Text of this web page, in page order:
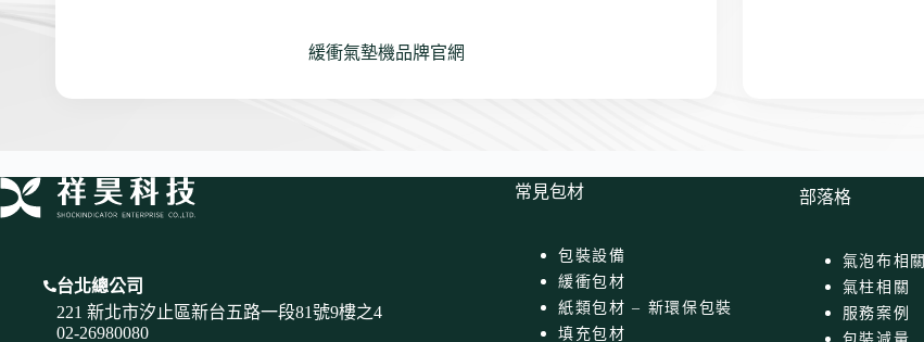
緩衝氣墊機品牌官網
台北總公司
221 新北市汐止區新台五路一段81號9樓之4
02-26980080
常見包材
包裝設備
緩衝包材
紙類包材 – 新環保包裝
填充包材
部落格
氣泡布相關
氣柱相關
服務案例